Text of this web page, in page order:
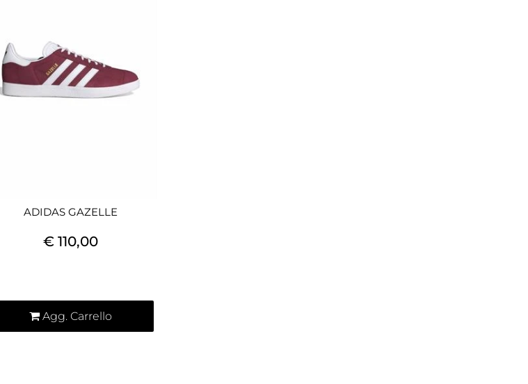
ADIDAS GAZELLE
€ 110,00
Agg. Carrello